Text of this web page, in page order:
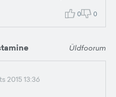
0 0
Üldfoorum
2015 13:36